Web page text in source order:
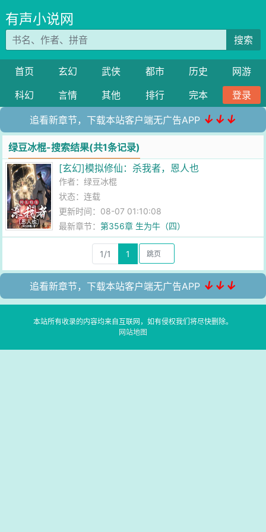
有声小说网
搜索
首页 玄幻 武侠 都市 历史
网游
科幻
言情 其他 排行 完本 登录
追看新章节，下载本站客户端无广告APP ↓↓↓
绿豆冰棍-搜索结果(共1条记录)
[玄幻]模拟修仙：杀我者，恩人也
作者：绿豆冰棍
状态：连载
更新时间：08-07 01:10:08
最新章节：第356章 生为牛（四）
1/1 1
追看新章节，下载本站客户端无广告APP ↓↓↓
本站所有收录的内容均来自互联网，如有侵权我们将尽快删除。
网站地图